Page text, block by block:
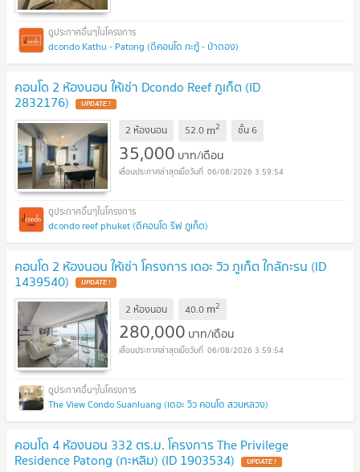
dcondo Kathu - Patong (ดีคอนโด กะทู้ - ป่าตอง)
คอนโด 2 ห้องนอน ให้เช่า Dcondo Reef ภูเก็ต (ID
2832176) UPDATE !
2 ห้องนอน 52.0 m2 ชั้น6
35,000 บาท/เดือน
06/08/2026 3:59:54
dcondo reef phuket (ดีคอนโด รีฟ ภูเก็ต)
คอนโด 2 ห้องนอน ให้เช่า โครงการ เดอะ วิว ภูเก็ต ใกล้กะรน (ID
1439540) UPDATE !
2 ห้องนอน 40.0 m2
280,000 บาท/เดือน
06/08/2026 3:59:54
The View Condo Suanluang (เดอะ วิว คอนโด สวนหลวง)
คอนโด 4 ห้องนอน 332 ตร.ม. โครงการ The Privilege
Residence Patong (กะหลิม) (ID 1903534) UPDATE !